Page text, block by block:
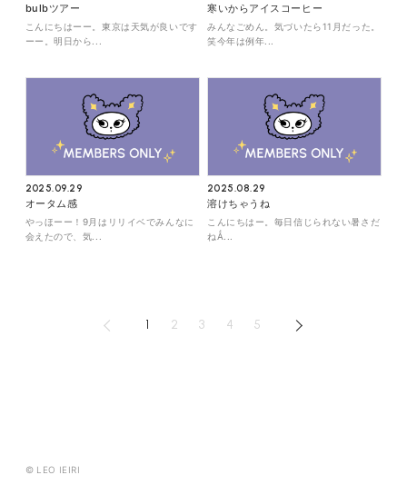
bulbツアー
こんにちはーー。東京は天気が良いです
ーー。明日から...
寒いからアイスコーヒー
みんなごめん。気づいたら11月だった。
笑今年は例年...
2025.09.29
オータム感
やっほーー！9月はリリイベでみんなに
会えたので、気...
2025.08.29
溶けちゃうね
こんにちはー。毎日信じられない暑さだ
ねǺ...
1 2 3 4 5
© LEO IEIRI